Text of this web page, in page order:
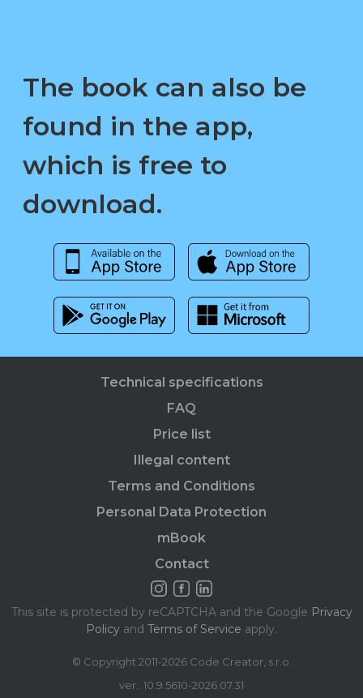
The book can also be
found in the app,
which is free to
download.
Technical specifications
FAQ
Price list
Illegal content
Terms and Conditions
Personal Data Protection
mBook
Contact
This site is protected by reCAPTCHA and the Google Privacy
Policy and Terms of Service apply.
© Copyright 2011-2026 Code Creator, s.r.o.
ver.: 10.9.5610-2026.07.31